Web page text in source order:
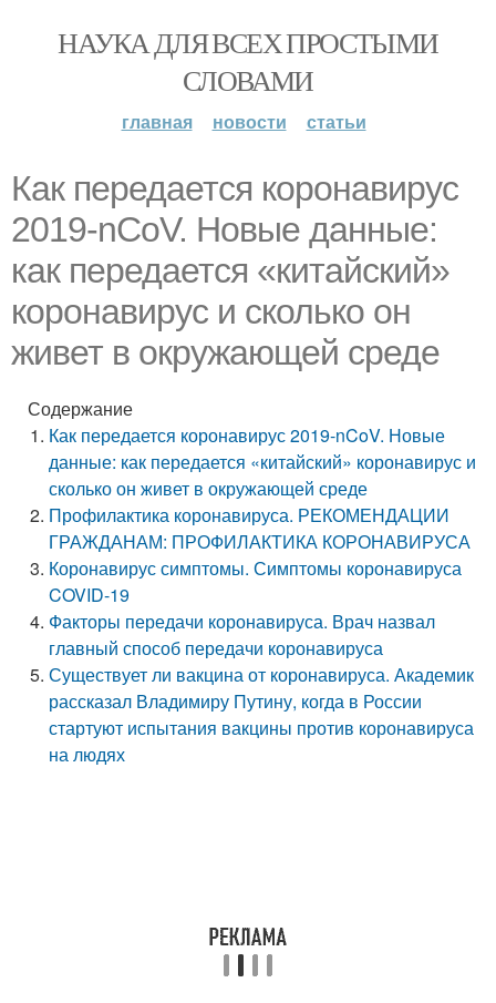
НАУКА ДЛЯ ВСЕХ ПРОСТЫМИ
СЛОВАМИ
главная новости статьи
Как передается коронавирус
2019-nCoV. Новые данные:
как передается «китайский»
коронавирус и сколько он
живет в окружающей среде
Содержание
Как передается коронавирус 2019-nCoV. Новые
данные: как передается «китайский» коронавирус и
сколько он живет в окружающей среде
Профилактика коронавируса. РЕКОМЕНДАЦИИ
ГРАЖДАНАМ: ПРОФИЛАКТИКА КОРОНАВИРУСА
Коронавирус симптомы. Симптомы коронавируса
COVID-19
Факторы передачи коронавируса. Врач назвал
главный способ передачи коронавируса
Существует ли вакцина от коронавируса. Академик
рассказал Владимиру Путину, когда в России
стартуют испытания вакцины против коронавируса
на людях